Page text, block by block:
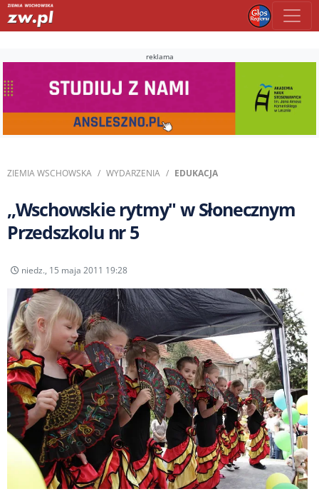
reklama
ZIEMIA WSCHOWSKA WYDARZENIA EDUKACJA
,,Wschowskie rytmy" w Słonecznym
Przedszkolu nr 5
niedz., 15 maja 2011 19:28